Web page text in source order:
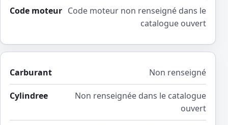
Code moteur Code moteur non renseigné dans le
catalogue ouvert
Carburant Non renseigné
Cylindree
Non renseignée dans le catalogue
ouvert